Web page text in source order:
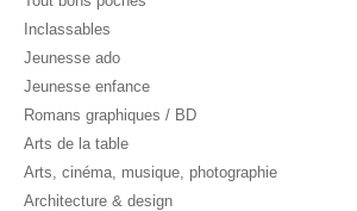
Inclassables
Jeunesse ado
Jeunesse enfance
Romans graphiques / BD
Arts de la table
Arts, cinéma, musique, photographie
Architecture & design